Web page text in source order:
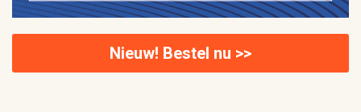
Nieuw! Bestel nu >>